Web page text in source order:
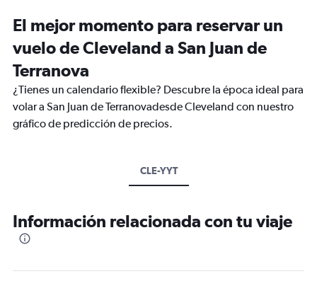
El mejor momento para reservar un
vuelo de Cleveland a San Juan de
Terranova
¿Tienes un calendario flexible? Descubre la época ideal para
volar a San Juan de Terranovadesde Cleveland con nuestro
gráfico de predicción de precios.
CLE-YYT
Información relacionada con tu viaje